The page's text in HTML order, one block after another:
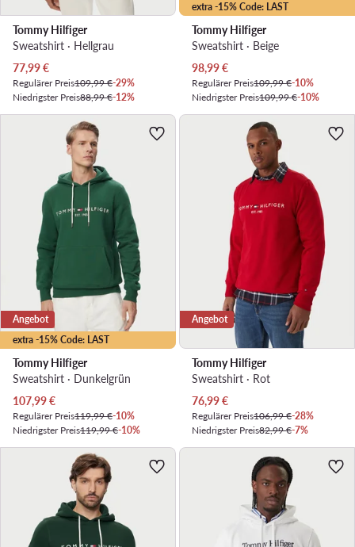
Tommy Hilfiger
Sweatshirt · Hellgrau
Aktueller Preis
77,99€
Regulärer Preis109,99 €-29%
Niedrigster Preis88,99 €-12%
extra -15% Code: LAST
Tommy Hilfiger
Sweatshirt · Beige
Aktueller Preis
98,99€
Regulärer Preis109,99 €-10%
Niedrigster Preis109,99 €-10%
extra -15% Code: LAST
Angebot
Tommy Hilfiger
Sweatshirt · Dunkelgrün
Aktueller Preis
107,99€
Regulärer Preis119,99 €-10%
Niedrigster Preis119,99 €-10%
Angebot
Tommy Hilfiger
Sweatshirt · Rot
Aktueller Preis
76,99€
Regulärer Preis106,99 €-28%
Niedrigster Preis82,99 €-7%